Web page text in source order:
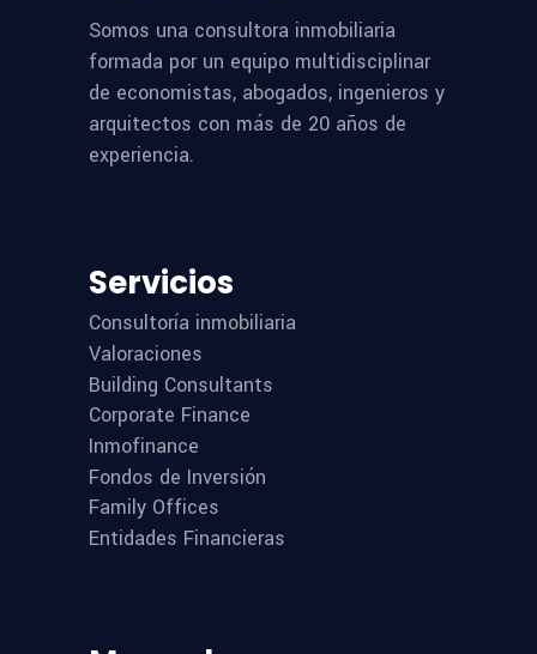
Somos una consultora inmobiliaria
formada por un equipo multidisciplinar
de economistas, abogados, ingenieros y
arquitectos con más de 20 años de
experiencia.
Servicios
Consultoría inmobiliaria
Valoraciones
Building Consultants
Corporate Finance
Inmofinance
Fondos de Inversión
Family Offices
Entidades Financieras